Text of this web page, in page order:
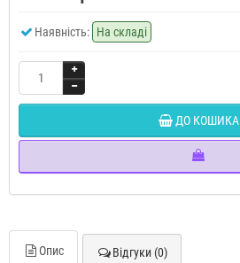
Наявність: На складі
ДО КОШИКА
Опис Відгуки (0)